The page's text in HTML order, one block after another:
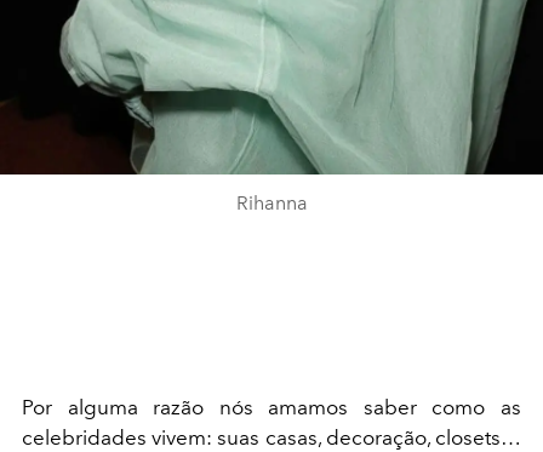
Rihanna
Por alguma razão nós amamos saber como as
celebridades vivem: suas casas, decoração, closets…